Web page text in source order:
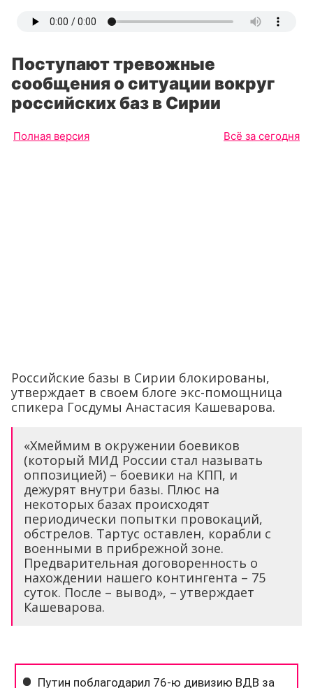
Поступают тревожные
сообщения о ситуации вокруг
российских баз в Сирии
Полная версия Всё за сегодня
Российские базы в Сирии блокированы,
утверждает в своем блоге экс-помощница
спикера Госдумы Анастасия Кашеварова.
«Хмеймим в окружении боевиков
(который МИД России стал называть
оппозицией) – боевики на КПП, и
дежурят внутри базы. Плюс на
некоторых базах происходят
периодически попытки провокаций,
обстрелов. Тартус оставлен, корабли с
военными в прибрежной зоне.
Предварительная договоренность о
нахождении нашего контингента – 75
суток. После – вывод», – утверждает
Кашеварова.